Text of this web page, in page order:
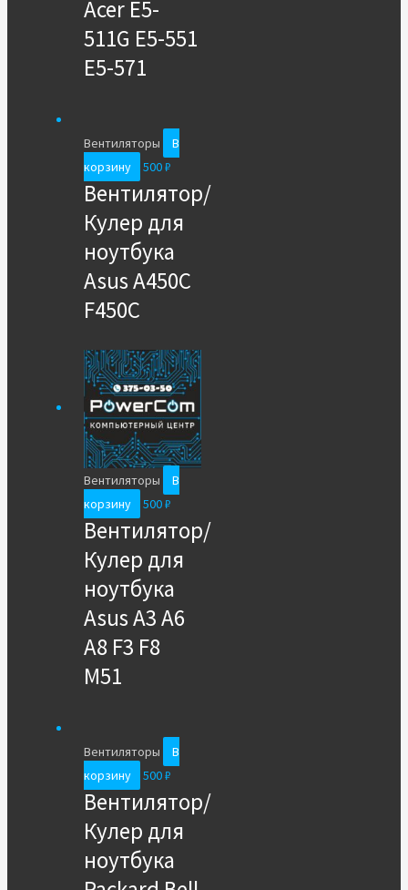
Acer E5-
511G E5-551
E5-571
Вентиляторы
В
корзину
500₽
Вентилятор/
Кулер для
ноутбука
Asus A450C
F450C
Вентиляторы
В
корзину
500₽
Вентилятор/
Кулер для
ноутбука
Asus A3 A6
A8 F3 F8
M51
Вентиляторы
В
корзину
500₽
Вентилятор/
Кулер для
ноутбука